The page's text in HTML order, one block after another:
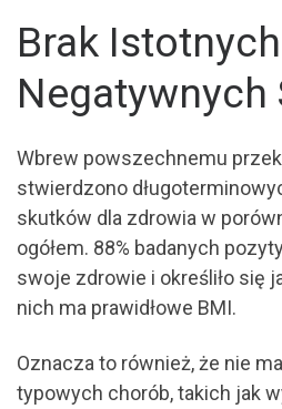
Brak Istotnych
Negatywnych
Wbrew powszechnemu
stwierdzono
skutków dla zdrowia w
ogółem. 88% badanych
swoje zdrowie i określiło się
nich ma prawidłowe BMI.
Oznacza to również, że nie
typowych chorób, takich jak